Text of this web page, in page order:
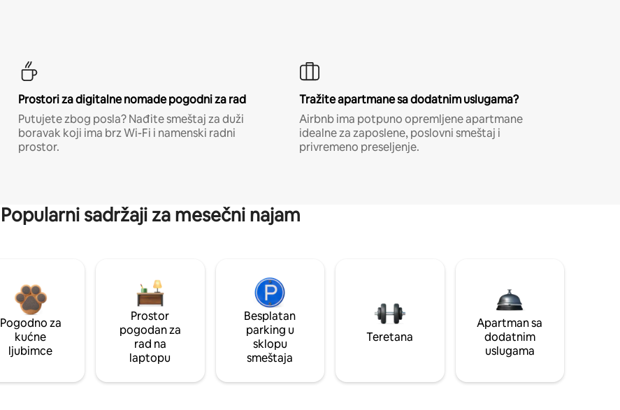
Prostori za digitalne nomade pogodni za rad
Putujete zbog posla? Nađite smeštaj za duži
boravak koji ima brz Wi-Fi i namenski radni
prostor.
Tražite apartmane sa dodatnim uslugama?
Airbnb ima potpuno opremljene apartmane
idealne za zaposlene, poslovni smeštaj i
privremeno preseljenje.
Popularni sadržaji za mesečni najam
Pogodno za
kućne
ljubimce
Prostor
pogodan za
rad na
laptopu
Besplatan
parking u
sklopu
smeštaja
Teretana
Apartman sa
dodatnim
uslugama